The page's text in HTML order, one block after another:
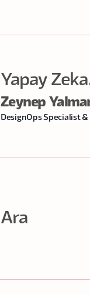
Yapay
Zeynep
DesignOps Specialist
Ara